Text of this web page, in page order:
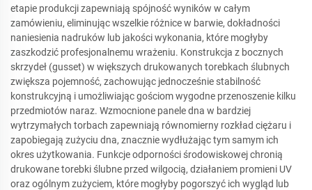
etapie produkcji zapewniają spójność wyników w całym
zamówieniu, eliminując wszelkie różnice w barwie, dokładności
naniesienia nadruków lub jakości wykonania, które mogłyby
zaszkodzić profesjonalnemu wrażeniu. Konstrukcja z bocznych
skrzydeł (gusset) w większych drukowanych torebkach ślubnych
zwiększa pojemność, zachowując jednocześnie stabilność
konstrukcyjną i umożliwiając gościom wygodne przenoszenie kilku
przedmiotów naraz. Wzmocnione panele dna w bardziej
wytrzymałych torbach zapewniają równomierny rozkład ciężaru i
zapobiegają zużyciu dna, znacznie wydłużając tym samym ich
okres użytkowania. Funkcje odporności środowiskowej chronią
drukowane torebki ślubne przed wilgocią, działaniem promieni UV
oraz ogólnym zużyciem, które mogłyby pogorszyć ich wygląd lub